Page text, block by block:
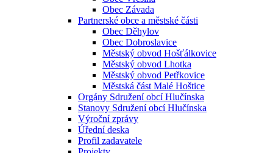
Obec Závada
Partnerské obce a městské části
Obec Děhylov
Obec Dobroslavice
Městský obvod Hošťálkovice
Městský obvod Lhotka
Městský obvod Petřkovice
Městská část Malé Hoštice
Orgány Sdružení obcí Hlučínska
Stanovy Sdružení obcí Hlučínska
Výroční zprávy
Úřední deska
Profil zadavatele